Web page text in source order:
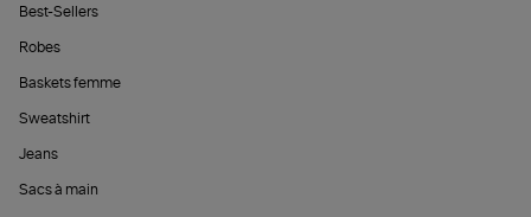
Best-Sellers
Robes
Baskets femme
Sweatshirt
Jeans
Sacs à main